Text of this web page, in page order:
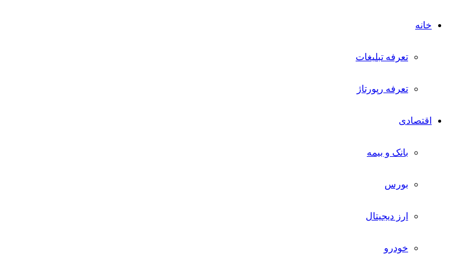
خانه
تعرفه تبلیغات
تعرفه رپورتاژ
اقتصادی
بانک و بیمه
بورس
ارز دیجیتال
خودرو